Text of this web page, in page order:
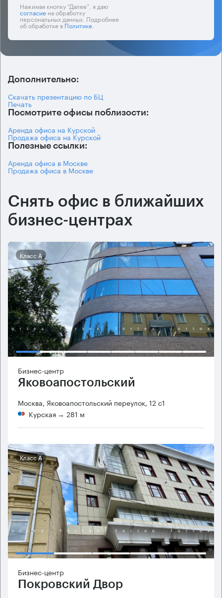
Нажимая кнопку “Далее”, я даю
согласиена обработку
персональных данных. Подробнее
об обработке вПолитике.
Дополнительно:
Скачать презентацию по БЦ
Печать
Посмотрите офисы поблизости:
Аренда офиса на Курской
Продажа офиса на Курской
Полезные ссылки:
Аренда офиса в Москве
Продажа офиса в Москве
Снять офис в ближайших
бизнес-центрах
Класс А
Бизнес-центр
Яковоапостольский
Москва, Яковоапостольский переулок, 12 с1
Курская → 281 м
Класс А
Бизнес-центр
Покровский Двор